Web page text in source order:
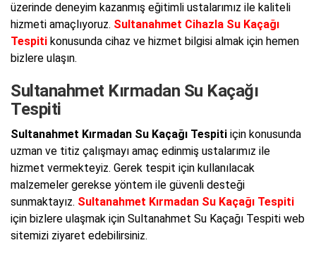
üzerinde deneyim kazanmış eğitimli ustalarımız ile kaliteli
hizmeti amaçlıyoruz. Sultanahmet Cihazla Su Kaçağı
Tespiti konusunda cihaz ve hizmet bilgisi almak için hemen
bizlere ulaşın.
Sultanahmet Kırmadan Su Kaçağı
Tespiti
Sultanahmet Kırmadan Su Kaçağı Tespiti için konusunda
uzman ve titiz çalışmayı amaç edinmiş ustalarımız ile
hizmet vermekteyiz. Gerek tespit için kullanılacak
malzemeler gerekse yöntem ile güvenli desteği
sunmaktayız. Sultanahmet Kırmadan Su Kaçağı Tespiti
için bizlere ulaşmak için Sultanahmet Su Kaçağı Tespiti web
sitemizi ziyaret edebilirsiniz.